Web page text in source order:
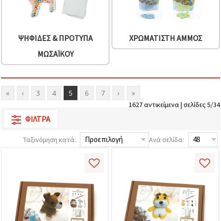
ΨΗΦΊΔΕΣ & ΠΡΌΤΥΠΑ
ΜΩΣΑΪΚΟΎ
ΧΡΩΜΑΤΙΣΤΉ ΆΜΜΟΣ
« ‹ 3 4 5 6 7 › »
1627 αντικείμενα | σελίδες 5/34
ΦΊΛΤΡΑ
Ταξινόμηση κατά: Ανά σελίδα: